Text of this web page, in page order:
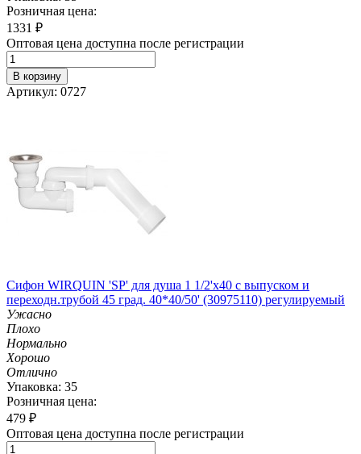
Розничная цена:
1331 ₽
Оптовая цена доступна после регистрации
В корзину
Артикул: 0727
Сифон WIRQUIN 'SP' для душа 1 1/2'х40 с выпуском и
переходн.трубой 45 град. 40*40/50' (30975110) регулируемый
Ужасно
Плохо
Нормально
Хорошо
Отлично
Упаковка: 35
Розничная цена:
479 ₽
Оптовая цена доступна после регистрации